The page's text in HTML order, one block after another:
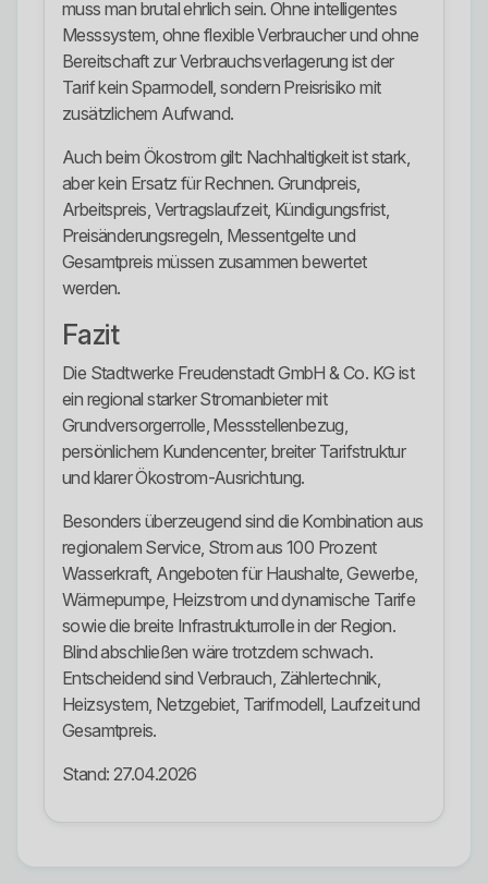
muss man brutal ehrlich sein. Ohne intelligentes
Messsystem, ohne flexible Verbraucher und ohne
Bereitschaft zur Verbrauchsverlagerung ist der
Tarif kein Sparmodell, sondern Preisrisiko mit
zusätzlichem Aufwand.
Auch beim Ökostrom gilt: Nachhaltigkeit ist stark,
aber kein Ersatz für Rechnen. Grundpreis,
Arbeitspreis, Vertragslaufzeit, Kündigungsfrist,
Preisänderungsregeln, Messentgelte und
Gesamtpreis müssen zusammen bewertet
werden.
Fazit
Die Stadtwerke Freudenstadt GmbH & Co. KG ist
ein regional starker Stromanbieter mit
Grundversorgerrolle, Messstellenbezug,
persönlichem Kundencenter, breiter Tarifstruktur
und klarer Ökostrom-Ausrichtung.
Besonders überzeugend sind die Kombination aus
regionalem Service, Strom aus 100 Prozent
Wasserkraft, Angeboten für Haushalte, Gewerbe,
Wärmepumpe, Heizstrom und dynamische Tarife
sowie die breite Infrastrukturrolle in der Region.
Blind abschließen wäre trotzdem schwach.
Entscheidend sind Verbrauch, Zählertechnik,
Heizsystem, Netzgebiet, Tarifmodell, Laufzeit und
Gesamtpreis.
Stand: 27.04.2026